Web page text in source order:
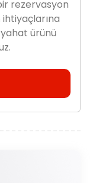
rezervasyon
ürünü